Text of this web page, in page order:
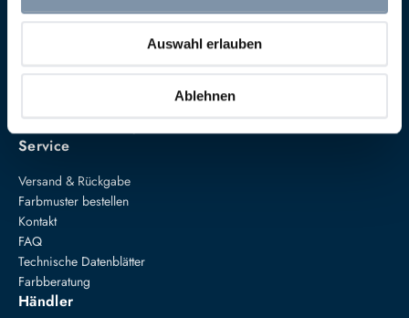
Auswahl erlauben
Ablehnen
Anna von Mangoldt GmbH & Co. KG
Speckgraben 19
Service
Versand & Rückgabe
Farbmuster bestellen
Kontakt
FAQ
Technische Datenblätter
Farbberatung
Händler